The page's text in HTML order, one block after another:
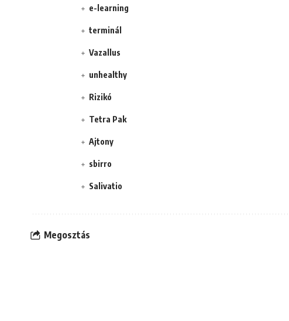
e-learning
terminál
Vazallus
unhealthy
Rizikó
Tetra Pak
Ajtony
sbirro
Salivatio
Megosztás